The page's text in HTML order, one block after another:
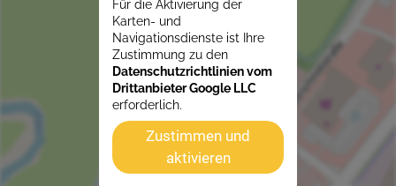
Für die Aktivierung der
Karten- und
Navigationsdienste ist Ihre
Zustimmung zu den
Datenschutzrichtlinien vom
Drittanbieter Google LLC
erforderlich.
Zustimmen und
aktivieren